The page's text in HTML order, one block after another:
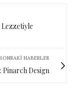
Lezzetiyle
HABERLER
Pinarch Design